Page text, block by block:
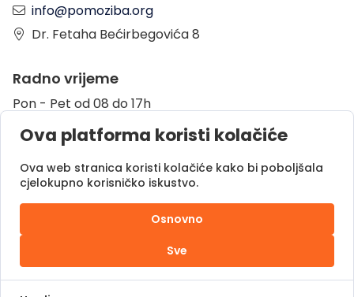
info@pomoziba.org
Dr. Fetaha Bećirbegovića 8
Radno vrijeme
Pon - Pet od 08 do 17h
Sub od 10 do 17h
Nedjelja - neradni dan
Donacije putem
Ova platforma koristi kolačiće
Ova web stranica koristi kolačiće kako bi poboljšala
cjelokupno korisničko iskustvo.
Osnovno
Sve